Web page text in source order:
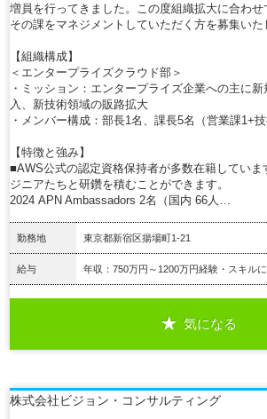
増員を行ってきました。この度組織拡大に合わせ
その課をマネジメントしていただく方を募集いた
【組織構成】
＜エンタープライズクラウド部＞
・ミッション：エンタープライズ企業への主に
入、新技術領域の販路拡大
・メンバー構成：部長1名、課長5名（営業課1+
【特徴と強み】
■AWS公式の認定資格保持者が多数在籍していま
ジニアたちと研鑽を積むことができます。
2024 APN Ambassadors 2名（国内 66人…
勤務地 東京都新宿区揚場町1-21
給与 年収：750万円～1200万円経験・スキル
気になる
株式会社ビジョン・コンサルティング